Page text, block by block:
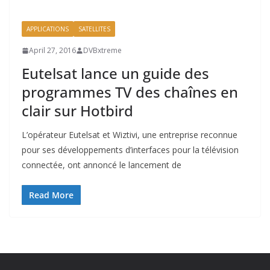
APPLICATIONS SATELLITES
April 27, 2016 DVBxtreme
Eutelsat lance un guide des
programmes TV des chaînes en
clair sur Hotbird
L’opérateur Eutelsat et Wiztivi, une entreprise reconnue
pour ses développements d’interfaces pour la télévision
connectée, ont annoncé le lancement de
Read More